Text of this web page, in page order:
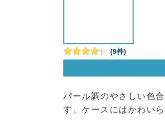
パール調のやさしい色
す。ケースにはかわい